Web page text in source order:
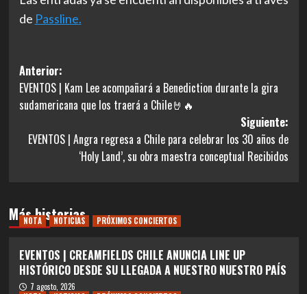
de Passline.
Navegación
de
entradas
Anterior:
EVENTOS | Kam Lee acompañará a Benediction durante la gira
sudamericana que los traerá a Chile🤘🔥
Siguiente:
EVENTOS | Angra regresa a Chile para celebrar los 30 años de
‘Holy Land’, su obra maestra conceptual Recibidos
Más historias
NOTA NOTICIAS PRÓXIMOS CONCIERTOS
EVENTOS | CREAMFIELDS CHILE ANUNCIA LINE UP
HISTÓRICO DESDE SU LLEGADA A NUESTRO NUESTRO PAÍS
7 agosto, 2026